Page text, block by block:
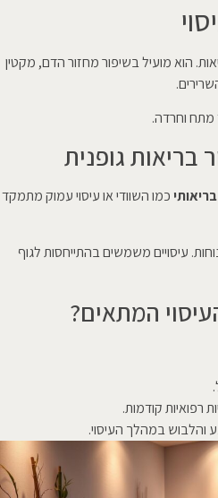
הוא מועיל בשיפור מחזור הדם, מקטין
מתח וחרדה.
בריאות גופנית
כמו השוודי או עיסוי עמוק מתמקד
עיסויים משמשים בהתייחסות לגוף
המתאים?
רפואיות קודמות.
והלבוש במהלך העיסוי.